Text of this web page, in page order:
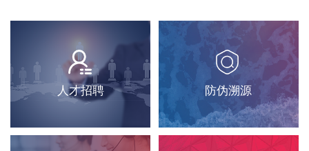
人才招聘 防伪溯源